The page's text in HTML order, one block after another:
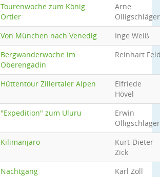
Tourenwoche zum König
Ortler
Arne
Olligschläger
Von München nach Venedig
Inge Weiß
Bergwanderwoche im
Oberengadin
Reinhart
Hüttentour Zillertaler Alpen
Elfriede
Hövel
"Expedition" zum Uluru
Erwin
Olligschläger
Kilimanjaro
Kurt-Dieter
Zick
Nachtgang
Karl Zöll